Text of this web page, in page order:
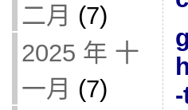
二月 (7)
2025 年 十
一月 (7)